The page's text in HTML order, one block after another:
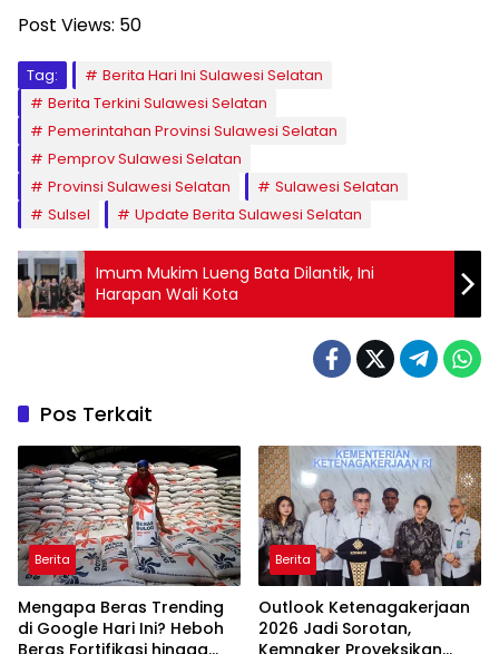
Post Views: 50
Tag:
Berita Hari Ini Sulawesi Selatan
Berita Terkini Sulawesi Selatan
Pemerintahan Provinsi Sulawesi Selatan
Pemprov Sulawesi Selatan
Provinsi Sulawesi Selatan
Sulawesi Selatan
Sulsel
Update Berita Sulawesi Selatan
Imum Mukim Lueng Bata Dilantik, Ini
Harapan Wali Kota
Pos Terkait
Berita
Mengapa Beras Trending
di Google Hari Ini? Heboh
Beras Fortifikasi hingga
Berita
Outlook Ketenagakerjaan
2026 Jadi Sorotan,
Kemnaker Proyeksikan